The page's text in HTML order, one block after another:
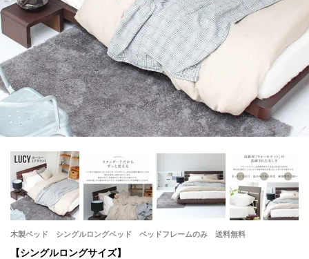
木製ベッド シングルロングベッド ベッドフレームのみ 送料無料
【シングルロングサイズ】